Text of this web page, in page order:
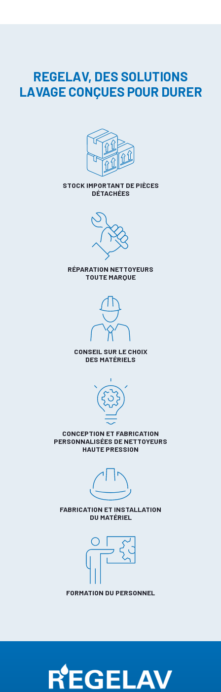
REGELAV, DES SOLUTIONS
LAVAGE CONÇUES POUR DURER
STOCK IMPORTANT DE PIÈCES
DÉTACHÉES
RÉPARATION NETTOYEURS
TOUTE MARQUE
CONSEIL SUR LE CHOIX
DES MATÉRIELS
CONCEPTION ET FABRICATION
PERSONNALISÉES DE NETTOYEURS
HAUTE PRESSION
FABRICATION ET INSTALLATION
DU MATÉRIEL
FORMATION DU PERSONNEL